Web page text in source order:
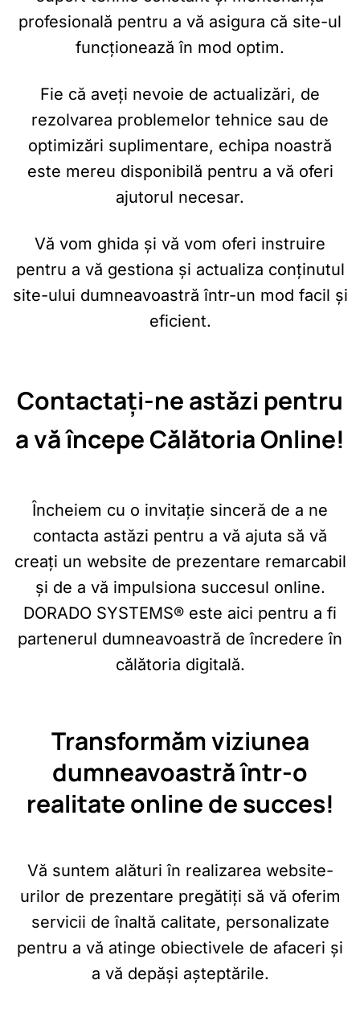
profesională pentru a vă asigura că site-ul
funcționează în mod optim.
Fie că aveți nevoie de actualizări, de
rezolvarea problemelor tehnice sau de
optimizări suplimentare, echipa noastră
este mereu disponibilă pentru a vă oferi
ajutorul necesar.
Vă vom ghida și vă vom oferi instruire
pentru a vă gestiona și actualiza conținutul
site-ului dumneavoastră într-un mod facil și
eficient.
Contactați-ne astăzi pentru
a vă începe Călătoria Online!
Încheiem cu o invitație sinceră de a ne
contacta astăzi pentru a vă ajuta să vă
creați un website de prezentare remarcabil
și de a vă impulsiona succesul online.
DORADO SYSTEMS® este aici pentru a fi
partenerul dumneavoastră de încredere în
călătoria digitală.
Transformăm viziunea
dumneavoastră într-o
realitate online de succes!
Vă suntem alături în realizarea website-
urilor de prezentare pregătiți să vă oferim
servicii de înaltă calitate, personalizate
pentru a vă atinge obiectivele de afaceri și
a vă depăși așteptările.